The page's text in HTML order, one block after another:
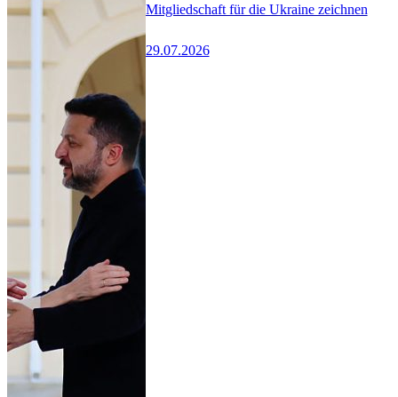
Mitgliedschaft für die Ukraine zeichnen
29.07.2026